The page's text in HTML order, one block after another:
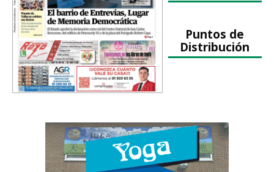
Puntos de
Distribución